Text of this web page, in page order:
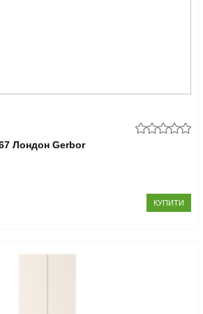
Лондон Gerbor
КУПИТИ